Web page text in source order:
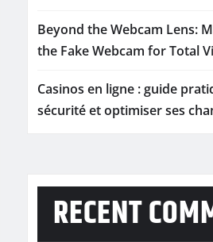
Beyond the Webcam Lens:
the Fake Webcam for Total
Casinos en ligne : guide
sécurité et optimiser ses
RECENT